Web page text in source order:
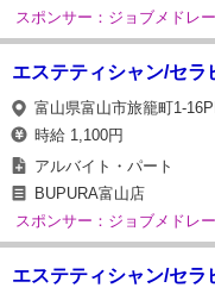
スポンサー：ジョブメドレー
エステティシャン/セラ
富山県富山市旅籠町1-
時給 1,100円
アルバイト・パート
BUPURA富山店
スポンサー：ジョブメドレー
エステティシャン/セラ